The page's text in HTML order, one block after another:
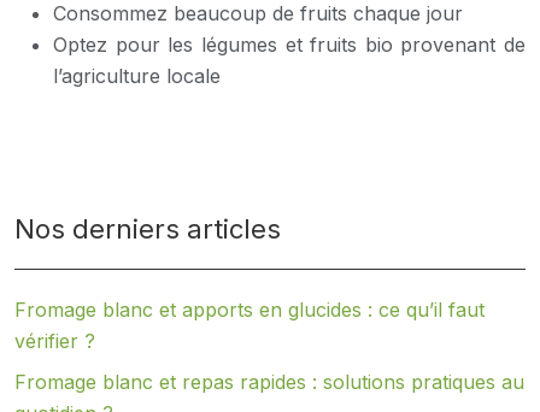
Consommez beaucoup de fruits chaque jour
Optez pour les légumes et fruits bio provenant de
l’agriculture locale
Nos derniers articles
Fromage blanc et apports en glucides : ce qu’il faut
vérifier ?
Fromage blanc et repas rapides : solutions pratiques au